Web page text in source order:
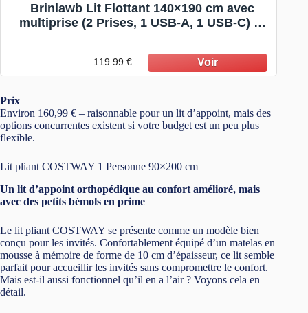
Brinlawb Lit Flottant 140×190 cm avec
multiprise (2 Prises, 1 USB-A, 1 USB-C) et
et tête de lit rembourrée, Une étagère et 3
Compartiments, Solide et Stable
119.99 €
Prix
Environ 160,99 € – raisonnable pour un lit d’appoint, mais des
options concurrentes existent si votre budget est un peu plus
flexible.
Lit pliant COSTWAY 1 Personne 90×200 cm
Un lit d’appoint orthopédique au confort amélioré, mais
avec des petits bémols en prime
Le lit pliant COSTWAY se présente comme un modèle bien
conçu pour les invités. Confortablement équipé d’un matelas en
mousse à mémoire de forme de 10 cm d’épaisseur, ce lit semble
parfait pour accueillir les invités sans compromettre le confort.
Mais est-il aussi fonctionnel qu’il en a l’air ? Voyons cela en
détail.